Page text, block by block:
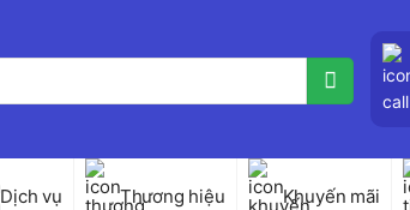
Dịch vụ Thương hiệu Khuyến mãi